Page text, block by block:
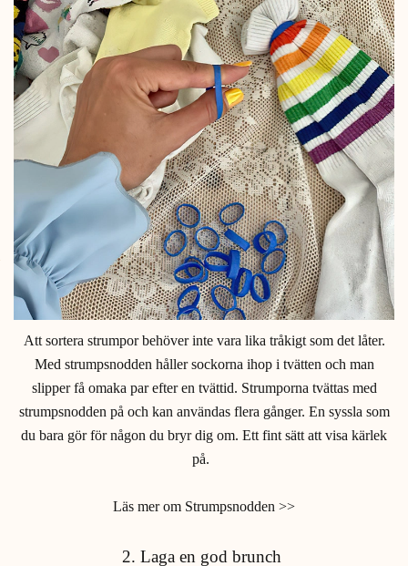
Att sortera strumpor behöver inte vara lika tråkigt som det låter.
Med strumpsnodden håller sockorna ihop i tvätten och man
slipper få omaka par efter en tvättid. Strumporna tvättas med
strumpsnodden på och kan användas flera gånger. En syssla som
du bara gör för någon du bryr dig om. Ett fint sätt att visa kärlek
på.
Läs mer om Strumpsnodden >>
2. Laga en god brunch